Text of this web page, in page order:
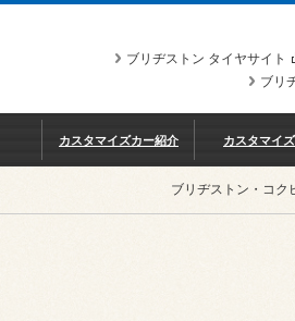
ブリヂストン タイヤサイト
ブリ
カスタマイズカー紹介 カスタマイ
ブリヂストン・コク